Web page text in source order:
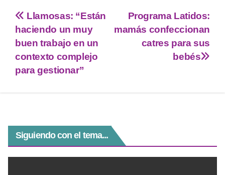
tt
er
at
s
A
p
p
e
gr
a
m
ss
n
g
e
Programa Latidos:
mamás confeccionan
catres para sus
bebés
Llamosas: “Están
haciendo un muy
buen trabajo en un
contexto complejo
para gestionar”
Siguiendo con el tema...